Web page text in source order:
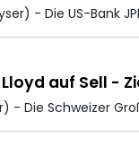
- Die US-
auf Sell -
- Die Schweizer